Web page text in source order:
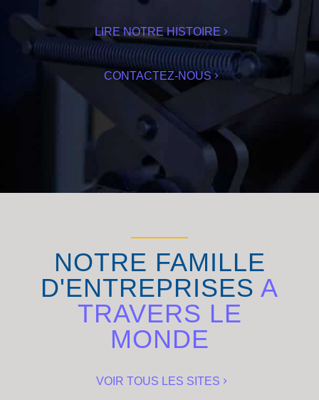
LIRE NOTRE HISTOIRE
CONTACTEZ-NOUS
NOTRE FAMILLE
D'ENTREPRISES A
TRAVERS LE
MONDE
VOIR TOUS LES SITES